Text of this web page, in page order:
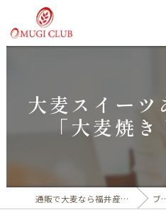
大麦スイー
「大麦焼
通販で大麦なら福井産100%の大麦倶楽部 ブログ